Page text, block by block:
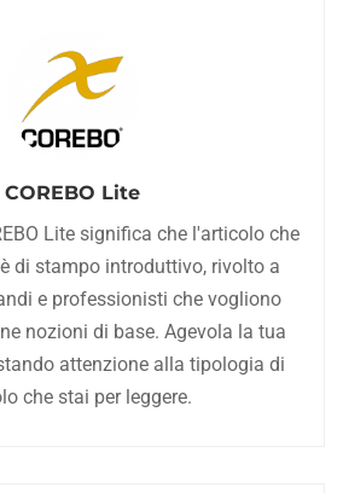
COREBO Lite
Lite significa che l'articolo che
di stampo introduttivo, rivolto a
e professionisti che vogliono
nozioni di base. Agevola la tua
attenzione alla tipologia di
che stai per leggere.